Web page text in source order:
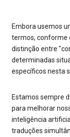
Embora usemos
termos, conforme
distinção entre
determinadas
específicos nesta
Estamos sempre
para melhorar
inteligência
traduções